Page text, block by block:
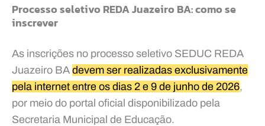
Processo seletivo REDA Juazeiro BA: como se
inscrever
As inscrições no processo seletivo SEDUC REDA
Juazeiro BA devem ser realizadas exclusivamente
pela internet entre os dias 2 e 9 de junho de 2026,
por meio do portal oficial disponibilizado pela
Secretaria Municipal de Educação.